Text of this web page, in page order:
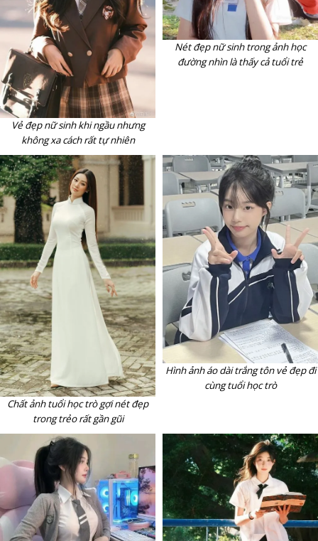
Vẻ đẹp nữ sinh khi ngầu nhưng
không xa cách rất tự nhiên
Nét đẹp nữ sinh trong ảnh học
đường nhìn là thấy cả tuổi trẻ
Chất ảnh tuổi học trò gợi nét đẹp
trong trẻo rất gần gũi
Hình ảnh áo dài trắng tôn vẻ đẹp đi
cùng tuổi học trò